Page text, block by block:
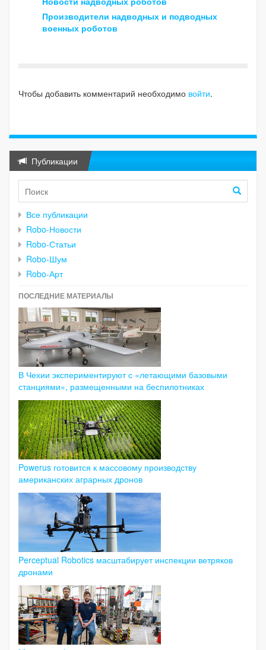
Производители надводных и подводных
военных роботов
Чтобы добавить комментарий необходимо войти.
Публикации
Все публикации
Robo-Новости
Robo-Статьи
Robo-Шум
Robo-Арт
ПОСЛЕДНИЕ МАТЕРИАЛЫ
В Чехии экспериментируют с «летающими базовыми
станциями», размещенными на беспилотниках
Powerus готовится к массовому производству
американских аграрных дронов
Perceptual Robotics масштабирует инспекции ветряков
дронами